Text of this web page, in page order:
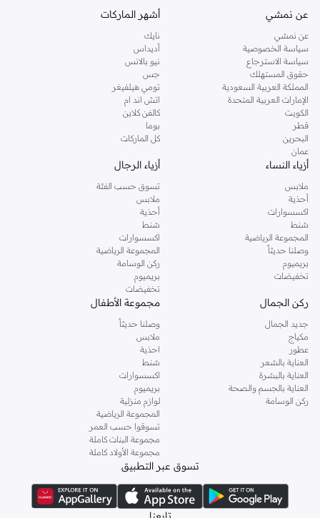
عن نمشي
عن نمشي
سياسة الخصوصية
سياسة الاسترجاع
حقوق المستهلك
المملكة العربية السعودية
الإمارات العربية المتحدة
الكويت
قطر
البحرين
عمان
أشهر الماركات
نايك
أديداس
نيو بالانس
جس
تومي هيلفيغر
اتش اند ام
كالفن كلاين
بوما
كل الماركات
أزياء النساء
ملابس
أحذية
اكسسوارات
شنط
المجموعة الرياضية
وصلنا حديثاً
بريميوم
تخفيضات
أزياء الرجال
تسوق حسب الفئة
ملابس
أحذية
شنط
اكسسوارات
المجموعة الرياضية
ركن الوسامة
بريميوم
تخفيضات
ركن الجمال
جديد الجمال
مكياج
عطور
العناية بالشعر
العناية بالبشرة
العناية بالجسم والصحة
ركن الوسامة
مجموعة الأطفال
وصلنا حديثاً
ملابس
احذية
شنط
اكسسوارات
بريميوم
لوازم منزلية
المجموعة الرياضية
تسوقوا حسب العمر
مجموعة البنات كاملة
مجموعة الأولاد كاملة
تسوق عبر التطبيق